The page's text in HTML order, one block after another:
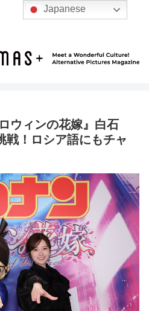
ウィンの花嫁』白石
戦！ロシア語にもチャ
Japanese